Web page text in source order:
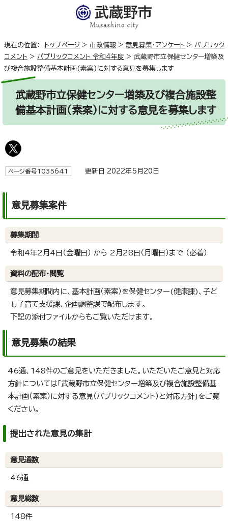
現在の位置： トップページ > 市政情報 > 意見募集・アンケート > パブリック
コメント > パブリックコメント 令和4年度 > 武蔵野市立保健センター増築及
び複合施設整備基本計画(素案)に対する意見を募集します
武蔵野市立保健センター増築及び複合施設整
備基本計画(素案)に対する意見を募集します
ページ番号1035641 更新日 2022年5月20日
意見募集案件
募集期間
令和4年2月4日（金曜日） から 2月28日（月曜日）まで （必着）
資料の配布・閲覧
意見募集期間内に、基本計画（素案）を保健センター(健康課)、子ど
も子育て支援課、企画調整課で配布します。
下記の添付ファイルからもご覧いただけます。
意見募集の結果
46通、148件のご意見をいただきました。いただいたご意見と対応
方針については「武蔵野市立保健センター増築及び複合施設整備基
本計画（素案）に対する意見（パブリックコメント）と対応方針」をご覧
ください。
提出された意見の集計
意見通数
46通
意見総数
148件